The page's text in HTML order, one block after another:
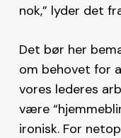
nok,” lyder det
Det bør her
om behovet for
vores lederes
være
ironisk. For